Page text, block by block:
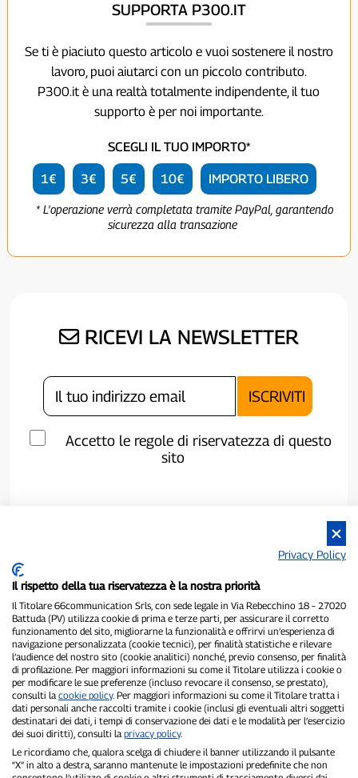
SUPPORTA P300.IT
Se ti è piaciuto questo articolo e vuoi sostenere il nostro
lavoro, puoi aiutarci con un piccolo contributo.
P300.it è una realtà totalmente indipendente, il tuo
supporto è per noi importante.
SCEGLI IL TUO IMPORTO*
1€ 3€ 5€ 10€ IMPORTO LIBERO
* L'operazione verrà completata tramite PayPal, garantendo
sicurezza alla transazione
RICEVI LA NEWSLETTER
Accetto le regole di riservatezza di questo
sito
P300.it è una Testata Giornalistica indipendente
Registrazione numero 1/2021 del 1/2/2021 - Tribunale di Pavia
Proprietario ed editore:66communication Srls- P.IVA
02798890188
Direttore Responsabile:Alessandro Secchi- Vicedirettore:Federico
Benedusi
Privacy Policy-Cookie Policy
Privacy Policy
Il rispetto della tua riservatezza è la nostra priorità
Il Titolare 66communication Srls, con sede legale in Via Rebecchino 18 – 27020
Battuda (PV) utilizza cookie di prima e terze parti, per assicurare il corretto
funzionamento del sito, migliorarne la funzionalità e offrirvi un’esperienza di
navigazione personalizzata (cookie tecnici), per finalità statistiche e rilevare
l’audience del nostro sito (cookie analitici) nonché, previo consenso, per finalità
di profilazione. Per maggiori informazioni su come il Titolare utilizza i cookie o
per modificare le sue preferenze (incluso revocare il consenso, se prestato),
consulti la cookie policy. Per maggiori informazioni su come il Titolare tratta i
dati personali anche raccolti tramite i cookie (inclusi gli eventuali altri soggetti
destinatari dei dati, i tempi di conservazione dei dati e le modalità per l’esercizio
dei suoi diritti), consulti la privacy policy.
Le ricordiamo che, qualora scelga di chiudere il banner utilizzando il pulsante
“X” in alto a destra, saranno mantenute le impostazioni predefinite che non